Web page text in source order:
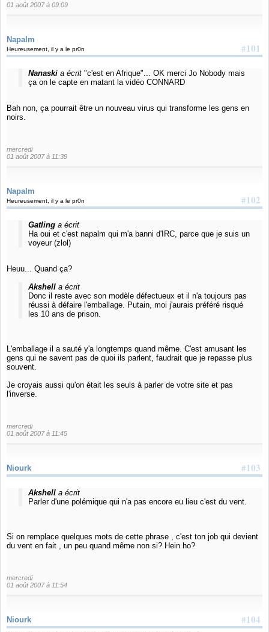
01 août 2007 à 09:09
Napalm
#101
Heureusement, il y a le pr0n
Nanaskia écrit"c'est en Afrique"... OK merci Jo Nobody mais
ça on le capte en matant la vidéo CONNARD
Bah non, ça pourrait être un nouveau virus qui transforme les gens en
noirs.
mercredi
01 août 2007 à 11:39
Napalm
#102
Heureusement, il y a le pr0n
Gatlinga écrit
Ha oui et c'est napalm qui m'a banni d'IRC, parce que je suis un
voyeur (zlol)
Heuu... Quand ça?
Akshella écrit
Donc il reste avec son modèle défectueux et il n'a toujours pas
réussi à défaire l'emballage. Putain, moi j'aurais préféré risqué
les 10 ans de prison.
L'emballage il a sauté y'a longtemps quand même. C'est amusant les
gens qui ne savent pas de quoi ils parlent, faudrait que je repasse plus
souvent.
Je croyais aussi qu'on était les seuls à parler de votre site et pas
l'inverse.
mercredi
01 août 2007 à 11:45
#103
Niourk
Akshella écrit
Parler d'une polémique qui n'a pas encore eu lieu c'est du vent.
Si on remplace quelques mots de cette phrase , c'est ton job qui devient
du vent en fait , un peu quand même non si? Hein ho?
mercredi
01 août 2007 à 11:54
#104
Niourk